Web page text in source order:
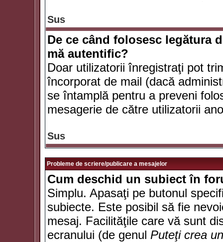
Sus
De ce când folosesc legătura
mă autentific?
Doar utilizatorii înregistraţi pot
încorporat de mail (dacă
se întamplă pentru a preveni
mesagerie de către utilizatorii
Sus
Probleme de scriere/publicare a mesajelor
Cum deschid un subiect în
Simplu. Apasaţi pe butonul
subiecte. Este posibil să fie
mesaj. Facilităţile care vă sunt
ecranului (de genul Puteţi crea